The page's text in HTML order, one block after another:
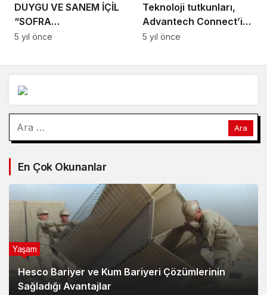
HİKÂYESİ OLMASI
BİZİM İÇİN ÇOK
ÖNEMLİ”
En Çok Okunanlar
Hesco Bariyer ve Kum Bariyeri Çözümlerinin
Sağladığı Avantajlar
2 ay önce
Yaşam